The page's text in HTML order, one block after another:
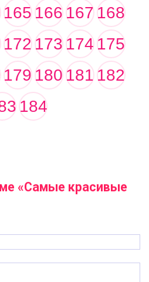
165166167168
172173174175
179180181182
184
«Самые красивые